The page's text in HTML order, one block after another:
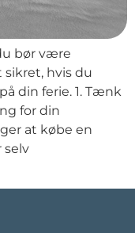
bør være
hvis du
din ferie. 1. Tænk
for din
at købe en
selv